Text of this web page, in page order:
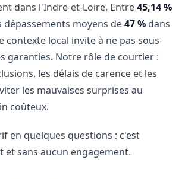
dans l'Indre-et-Loire. Entre45,14 %
dépassements moyens de47 % dans
contexte local invite à ne pas sous-
garanties. Notre rôle de courtier :
les délais de carence et les
les mauvaises surprises au
coûteux.
en quelques questions : c'est
et sans aucun engagement.